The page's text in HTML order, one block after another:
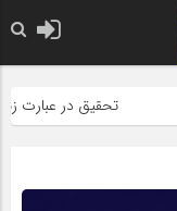
تحقیق در عبارت زیارت